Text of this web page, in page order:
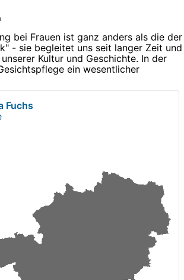
bei Frauen ist ganz anders als die der
- sie begleitet uns seit langer Zeit und
Kultur und Geschichte. In der
ein wesentlicher
Fuchs